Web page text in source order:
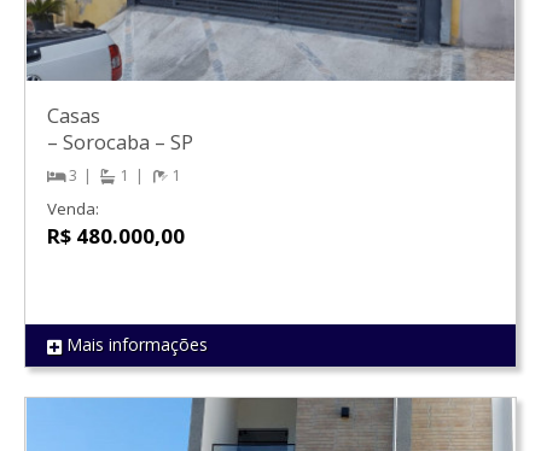
REF 1560
Casas
– Sorocaba – SP
3 1 1
Venda:
R$ 480.000,00
Mais informações